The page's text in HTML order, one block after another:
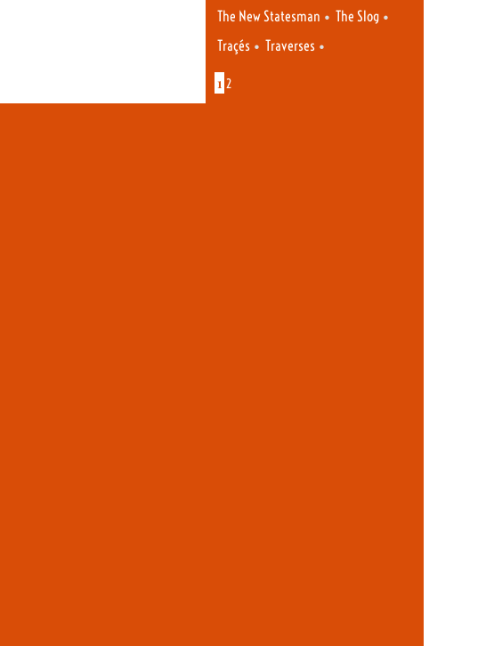
The New Statesman • The Slog •
Traçés • Traverses •
1 2